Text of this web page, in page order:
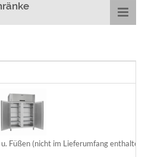
Füßen (nicht im Lieferumfang enthalten)